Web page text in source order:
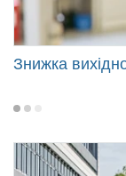
Знижка
2022-
09:09